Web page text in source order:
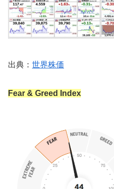
出典： 世界株価
Fear & Greed Index